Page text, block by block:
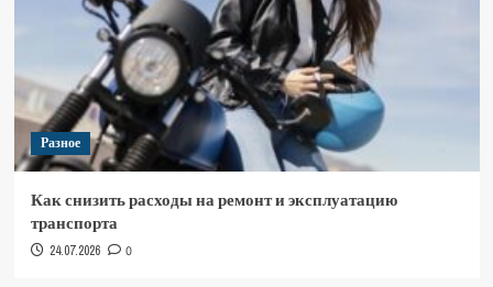
Разное
Как снизить расходы на ремонт и эксплуатацию
транспорта
24.07.2026 0